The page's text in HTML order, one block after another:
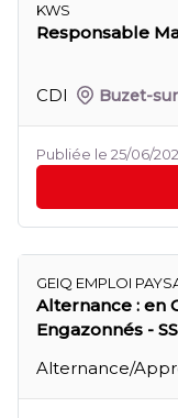
KWS
Responsable
CDI Buzet-
Publiée le 25/06/
GEIQ EMPLOI
Alternance : en
Engazonnés -
Alternance/